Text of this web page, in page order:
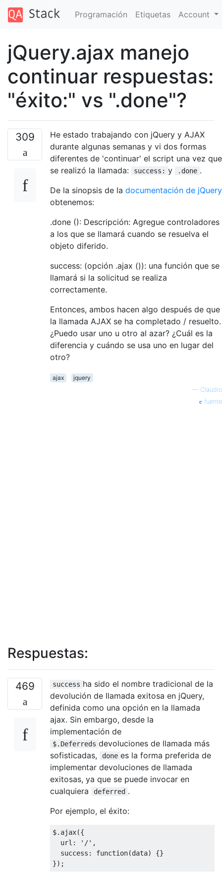
Programación Etiquetas Account
jQuery.ajax manejo
continuar respuestas:
"éxito:" vs ".done"?
309
He estado trabajando con jQuery y AJAX
durante algunas semanas y vi dos formas
diferentes de 'continuar' el script una vez que
se realizó la llamada:
success: y .done .
De la sinopsis de la documentación de jQuery
obtenemos:
.done (): Descripción: Agregue controladores
a los que se llamará cuando se resuelva el
objeto diferido.
success: (opción .ajax ()): una función que se
llamará si la solicitud se realiza
correctamente.
Entonces, ambos hacen algo después de que
la llamada AJAX se ha completado / resuelto.
¿Puedo usar uno u otro al azar? ¿Cuál es la
diferencia y cuándo se usa uno en lugar del
otro?
ajax
jquery
— Claudio
fuente
Respuestas:
469 success ha sido el nombre tradicional de la
devolución de llamada exitosa en jQuery,
definida como una opción en la llamada
ajax. Sin embargo, desde la
implementación de
$.Deferreds devoluciones de llamada más
sofisticadas,
done es la forma preferida de
implementar devoluciones de llamada
exitosas, ya que se puede invocar en
cualquiera
deferred .
Por ejemplo, el éxito:
$. ajax({
  url
: '/' ,
  success
: function(data)
{}
});